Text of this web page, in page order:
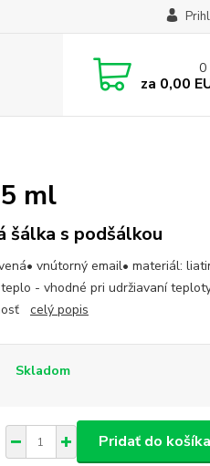
0
za 0,00
ml
šálka s podšálkou
vnútorný email• materiál:
- vhodné pri udržiavaní
celý popis
Skladom
Pridať do košíka